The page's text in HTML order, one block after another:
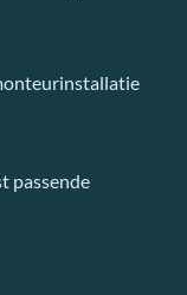
passende